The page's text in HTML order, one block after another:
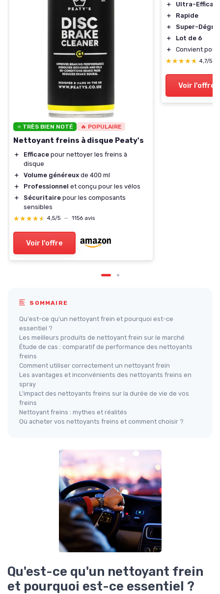
⭐ TRÈS BIEN NOTÉ 🔥 POPULAIRE
Nettoyant freins à disque Peaty's
＋ Efficace pour nettoyer les freins à
disque
＋
Volume généreux de 400 ml
＋
Professionnel et conçu pour les vélos
＋
Sécuritaire pour les composants
sensibles
★★★★★
★★★★★ 4,5/5 — 1156 avis
Voir l'offre
＋
Ultra-
＋
Rapide
＋
Super-
＋
Lot de 6
＋
Convient
★★★★★
★★★★★ 4,7/5
Voir l'offre
SOMMAIRE
Qu'est-ce qu'un nettoyant frein et pourquoi est-ce
essentiel ?
Les meilleurs produits de nettoyant frein sur le marché
Étude de cas : comparatif de performance des nettoyants
freins
Comment utiliser correctement un nettoyant frein
Les avantages et inconvénients des nettoyants freins en
spray
L'impact des nettoyants freins sur la durée de vie de vos
freins
Nettoyant freins : mythes et réalités
Où acheter vos nettoyants freins et comment choisir ?
Qu'est-ce qu'un nettoyant frein
et pourquoi est-ce essentiel ?